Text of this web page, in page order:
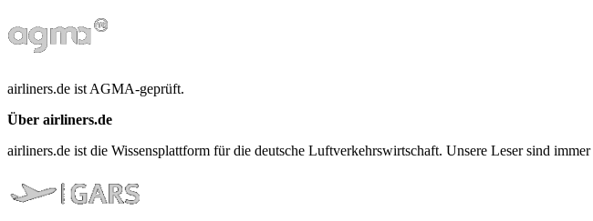
airliners.de ist AGMA-geprüft.
Über airliners.de
airliners.de ist die Wissensplattform für die deutsche Luftverkehrswirtschaft. Unsere Leser sind